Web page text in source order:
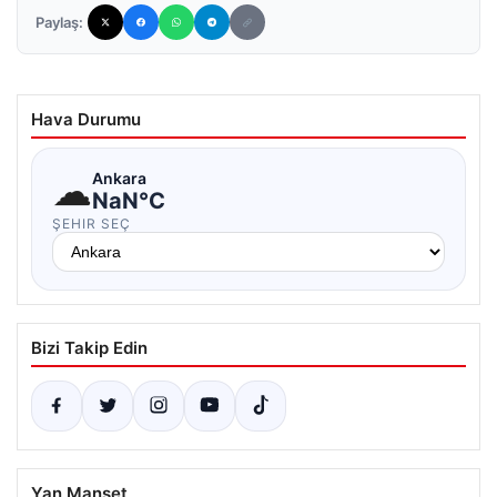
Paylaş:
Hava Durumu
☁Ankara
NaN°C
ŞEHIR SEÇ
Bizi Takip Edin